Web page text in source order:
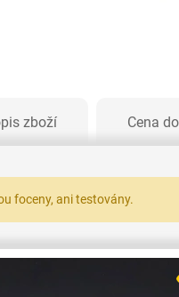
zboží Cena
foceny, ani testovány.